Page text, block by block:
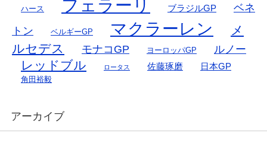
ハース フェラーリ ブラジルGP
ベネ
トン
ベルギーGP マクラーレン
メ
ルセデス
モナコGP ヨーロッパGP ルノー
レッドブル ロータス 佐藤琢磨 日本GP
角田裕毅
アーカイブ